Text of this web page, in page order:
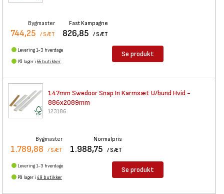
Bygmaster
744,25 / SÆT
Fast Kampagne
826,85 / SÆT
Levering 1-3 hverdage
På lager i 55 butikker
Se produkt
147mm Swedoor Snap In Karmsæt U/bund Hvid -
886x2089mm
123186
Bygmaster
1.789,88 / SÆT
Normalpris
1.988,75 / SÆT
Levering 1-3 hverdage
På lager i 49 butikker
Se produkt